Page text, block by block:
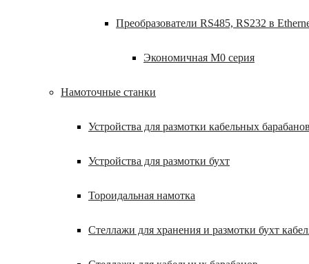
Преобразователи RS485, RS232 в
Экономичная M0 серия
Намоточные станки
Устройства для размотки кабельных
Устройства для размотки бухт
Тороидальная намотка
Стеллажи для хранения и размотки бухт